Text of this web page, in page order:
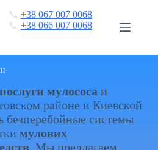
📞 +38 067 007 0068
📞 +38 066 007 0068
послуги мулососа и
районе и Киевской
безперебойные системы
мулових
. Мы предлагаем